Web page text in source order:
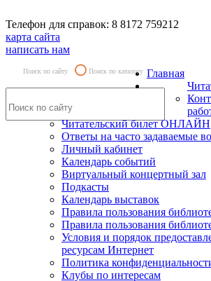
Телефон для справок: 8 8172 759212
карта сайта
написать нам
Поиск по сайту Поиск по каталогу Главная
Читательский билет ОНЛАЙН
Ответы на часто задаваемые
Личный кабинет
Календарь событий
Виртуальный концертный зал
Подкасты
Календарь выставок
Правила пользования
Правила пользования
Условия и порядок
ресурсам Интернет
Политика
Клубы по интересам